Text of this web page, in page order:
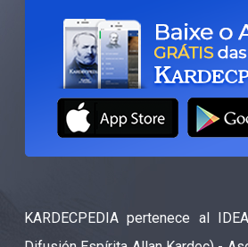
KARDECPEDIA pertenece al